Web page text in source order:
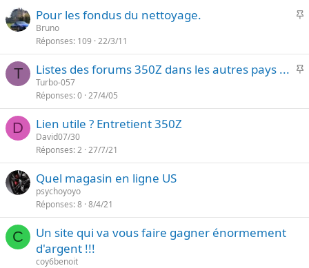
t
et
t
e
I
o
r
Pour les fondus du nettoyage.
Bruno
Réponses 109 22/3/11
T
I
o
Listes des forums 350Z dans les autres pays ...
Turbo-057
Réponses 0 27/4/05
D Lien utile ? Entretient 350Z
David07/30
Réponses 2 27/7/21
Quel magasin en ligne US
psychoyoyo
Réponses 8 8/4/21
C
Un site qui va vous faire gagner énormement
d'argent !!!
coy6benoit